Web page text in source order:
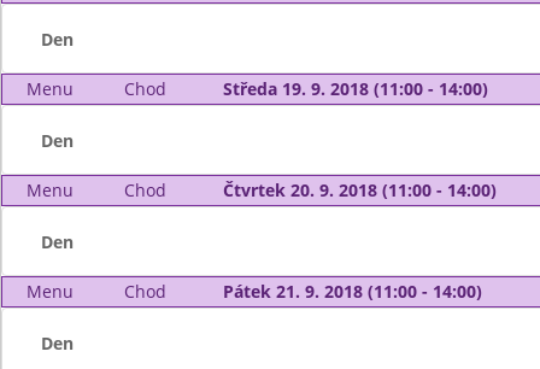
Den
Menu Chod Středa 19. 9. 2018 (11:00 - 14:00)
Den
Menu Chod Čtvrtek 20. 9. 2018 (11:00 - 14:00)
Den
Menu Chod Pátek 21. 9. 2018 (11:00 - 14:00)
Den